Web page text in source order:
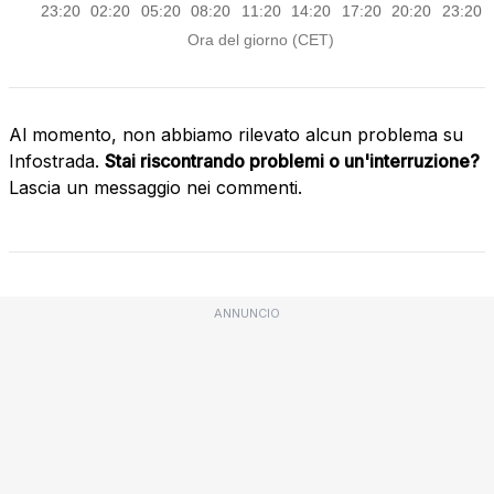
Al momento, non abbiamo rilevato alcun problema su
Infostrada. Stai riscontrando problemi o un'interruzione?
Lascia un messaggio nei commenti.
ANNUNCIO